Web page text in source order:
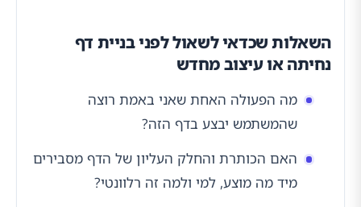
השאלות שכדאי לשאול לפני בניית דף
נחיתה או עיצוב מחדש
מה הפעולה האחת שאני באמת רוצה
שהמשתמש יבצע בדף הזה?
האם הכותרת והחלק העליון של הדף מסבירים
מיד מה מוצע, למי ולמה זה רלוונטי?